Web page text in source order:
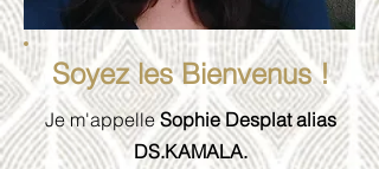
Soyez les Bienvenus !
Je m'appelleSophie Desplat alias
DS.KAMALA.